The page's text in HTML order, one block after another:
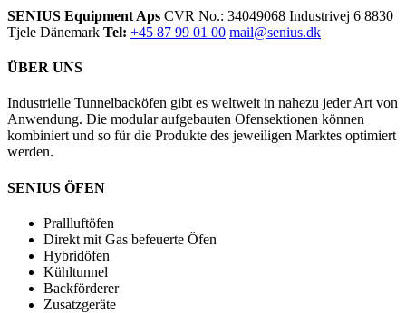
SENIUS Equipment Aps CVR No.: 34049068 Industrivej 6 8830
Tjele Dänemark Tel: +45 87 99 01 00 mail@senius.dk
ÜBER UNS
Industrielle Tunnelbacköfen gibt es weltweit in nahezu jeder Art von
Anwendung. Die modular aufgebauten Ofensektionen können
kombiniert und so für die Produkte des jeweiligen Marktes optimiert
werden.
SENIUS ÖFEN
Prallluftöfen
Direkt mit Gas befeuerte Öfen
Hybridöfen
Kühltunnel
Backförderer
Zusatzgeräte